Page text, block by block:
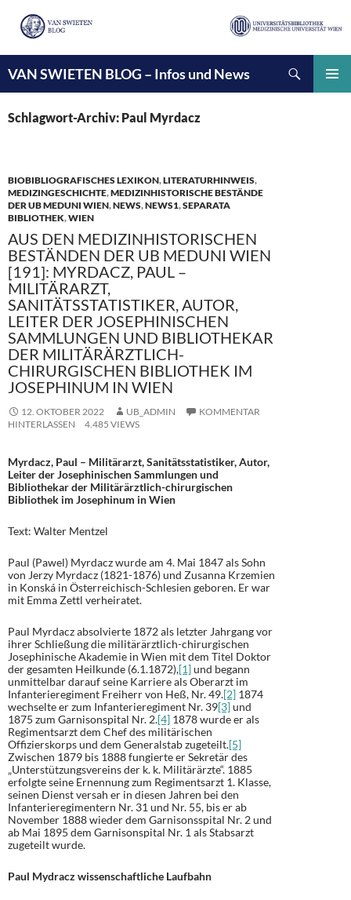
VAN SWIETEN BLOG – Infos und News
INHALT
SPRINGEN
Schlagwort-Archiv: Paul Myrdacz
BIOBIBLIOGRAFISCHES LEXIKON,LITERATURHINWEIS,
MEDIZINGESCHICHTE,MEDIZINHISTORISCHE BESTÄNDE
DER UB MEDUNI WIEN,NEWS,NEWS1,SEPARATA
BIBLIOTHEK,WIEN
AUS DEN MEDIZINHISTORISCHEN
BESTÄNDEN DER UB MEDUNI WIEN
[191]: MYRDACZ, PAUL –
MILITÄRARZT,
SANITÄTSSTATISTIKER, AUTOR,
LEITER DER JOSEPHINISCHEN
SAMMLUNGEN UND BIBLIOTHEKAR
DER MILITÄRÄRZTLICH-
CHIRURGISCHEN BIBLIOTHEK IM
JOSEPHINUM IN WIEN
12. OKTOBER 2022 UB_ADMIN
KOMMENTAR
HINTERLASSEN
4.485 VIEWS
Myrdacz, Paul – Militärarzt, Sanitätsstatistiker, Autor,
Leiter der Josephinischen Sammlungen und
Bibliothekar der Militärärztlich-chirurgischen
Bibliothek im Josephinum in Wien
Text: Walter Mentzel
Paul (Pawel) Myrdacz wurde am 4. Mai 1847 als Sohn
von Jerzy Myrdacz (1821-1876) und Zusanna Krzemien
in Konská in Österreichisch-Schlesien geboren. Er war
mit Emma Zettl verheiratet.
Paul Myrdacz absolvierte 1872 als letzter Jahrgang vor
ihrer Schließung die militärärztlich-chirurgischen
Josephinische Akademie in Wien mit dem Titel Doktor
der gesamten Heilkunde (6.1.1872),[1]und begann
unmittelbar darauf seine Karriere als Oberarzt im
Infanterieregiment Freiherr von Heß, Nr. 49.[2] 1874
wechselte er zum Infanterieregiment Nr. 39[3]und
1875 zum Garnisonspital Nr. 2.[4] 1878 wurde er als
Regimentsarzt dem Chef des militärischen
Offizierskorps und dem Generalstab zugeteilt.[5]
Zwischen 1879 bis 1888 fungierte er Sekretär des
„Unterstützungsvereins der k. k. Militärärzte“. 1885
erfolgte seine Ernennung zum Regimentsarzt 1. Klasse,
seinen Dienst versah er in diesen Jahren bei den
Infanterieregimentern Nr. 31 und Nr. 55, bis er ab
November 1888 wieder dem Garnisonsspital Nr. 2 und
ab Mai 1895 dem Garnisonspital Nr. 1 als Stabsarzt
zugeteilt wurde.
Paul Mydracz wissenschaftliche Laufbahn